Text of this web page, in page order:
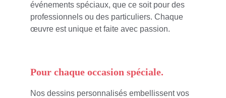
événements spéciaux, que ce soit pour des
professionnels ou des particuliers. Chaque
œuvre est unique et faite avec passion.
Pour chaque occasion spéciale.
Nos dessins personnalisés embellissent vos